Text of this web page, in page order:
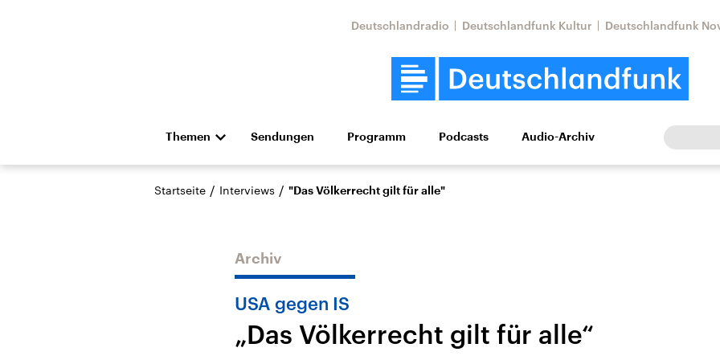
Deutschlandradio Deutschlandfunk Kultur Deutschlandfunk
Themen
Die Nachrichten Politik Wirtschaft Wissen Kultur Europa
Hörspiel und Feature Musik
Landtagswahl Sachsen-
Anhalt 2026
USA
Nahostkonflikt
Sendungen Programm Podcasts Audio-Archiv
Startseite / Interviews / "Das Völkerrecht gilt für alle"
Archiv
USA gegen IS
„Das Völkerrecht gilt für alle“